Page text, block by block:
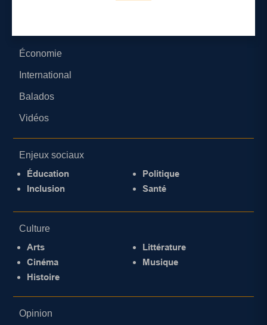
Économie
International
Balados
Vidéos
Enjeux sociaux
Éducation
Inclusion
Politique
Santé
Culture
Arts
Cinéma
Histoire
Littérature
Musique
Opinion